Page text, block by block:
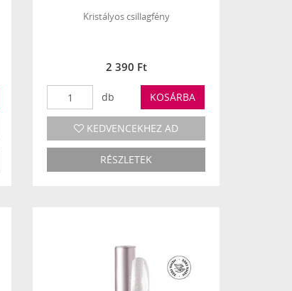
Kristályos csillagfény
2 390 Ft
db KOSÁRBA
KEDVENCEKHEZ AD
RÉSZLETEK